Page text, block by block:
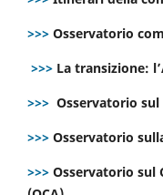
>>> Osservatorio
>>> La transizione:
>>> Osservatorio
>>> Osservatorio
>>> Osservatorio sul